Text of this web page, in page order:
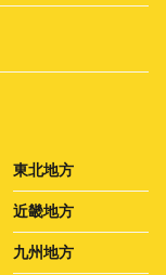
東北地方
近畿地方
九州地方